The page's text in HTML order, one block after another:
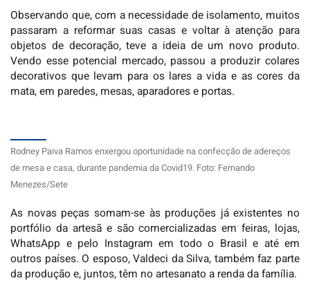
Observando que, com a necessidade de isolamento, muitos
passaram a reformar suas casas e voltar à atenção para
objetos de decoração, teve a ideia de um novo produto.
Vendo esse potencial mercado, passou a produzir colares
decorativos que levam para os lares a vida e as cores da
mata, em paredes, mesas, aparadores e portas.
Rodney Paiva Ramos enxergou oportunidade na confecção de adereços
de mesa e casa, durante pandemia da Covid19. Foto: Fernando
Menezes/Sete
As novas peças somam-se às produções já existentes no
portfólio da artesã e são comercializadas em feiras, lojas,
WhatsApp e pelo Instagram em todo o Brasil e até em
outros países. O esposo, Valdeci da Silva, também faz parte
da produção e, juntos, têm no artesanato a renda da família.